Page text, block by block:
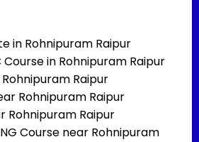
in Rohnipuram Raipur
Course in Rohnipuram Raipur
Raipur
Rohnipuram Raipur
Rohnipuram Raipur
Course near Rohnipuram